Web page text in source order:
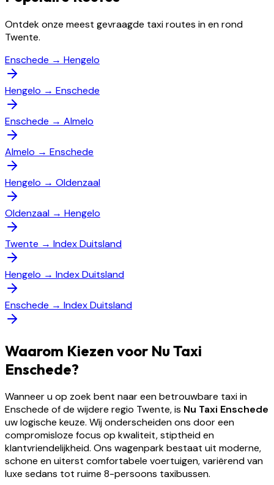
Ontdek onze meest gevraagde taxi routes in en rond
Twente.
Enschede → Hengelo
Hengelo → Enschede
Enschede → Almelo
Almelo → Enschede
Hengelo → Oldenzaal
Oldenzaal → Hengelo
Twente → Index Duitsland
Hengelo → Index Duitsland
Enschede → Index Duitsland
Waarom Kiezen voor Nu Taxi
Enschede?
Wanneer u op zoek bent naar een betrouwbare taxi in
Enschede of de wijdere regio Twente, is Nu Taxi Enschede
uw logische keuze. Wij onderscheiden ons door een
compromisloze focus op kwaliteit, stiptheid en
klantvriendelijkheid. Ons wagenpark bestaat uit moderne,
schone en uiterst comfortabele voertuigen, variërend van
luxe sedans tot ruime 8-persoons taxibussen.